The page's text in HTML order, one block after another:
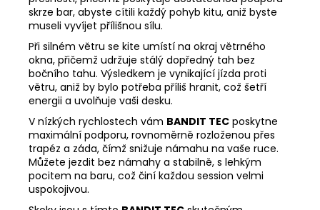
skrze bar, abyste cítili každý pohyb kitu, aniž byste
museli vyvíjet přílišnou sílu.
Při silném větru se kite umístí na okraj větrného
okna, přičemž udržuje stálý dopředný tah bez
bočního tahu. Výsledkem je vynikající jízda proti
větru, aniž by bylo potřeba příliš hranit, což šetří
energii a uvolňuje vaši desku.
V nízkých rychlostech vám BANDIT TEC poskytne
maximální podporu, rovnoměrně rozloženou přes
trapéz a záda, čímž snižuje námahu na vaše ruce.
Můžete jezdit bez námahy a stabilně, s lehkým
pocitem na baru, což činí každou session velmi
uspokojivou.